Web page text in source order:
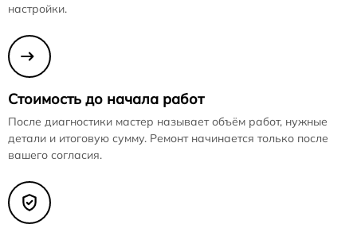
настройки.
Стоимость до начала работ
После диагностики мастер называет объём работ, нужные
детали и итоговую сумму. Ремонт начинается только после
вашего согласия.